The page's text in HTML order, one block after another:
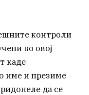
контроли
во овој
каде
име и презиме
да се